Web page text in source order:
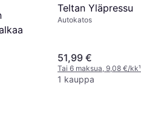
Teltan Yläpressu
Autokatos
51,99 €
Tai 6 maksua, 9,08 €/kk¹
1 kauppa